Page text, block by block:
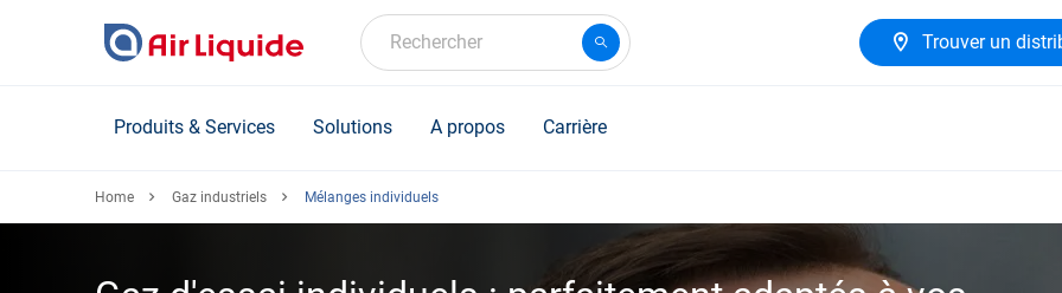
Rechercher Trouver un
Produits & Services Solutions A propos Carrière
Home Gaz industriels Mélanges individuels